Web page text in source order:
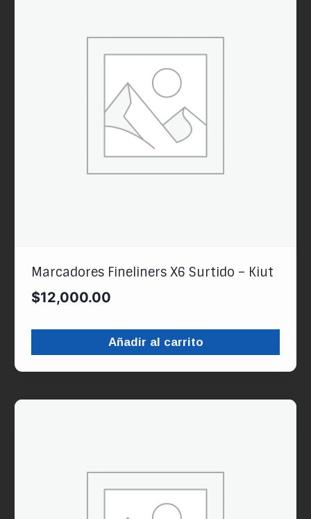
Marcadores Fineliners X6 Surtido – Kiut
$12,000.00
Añadir al carrito